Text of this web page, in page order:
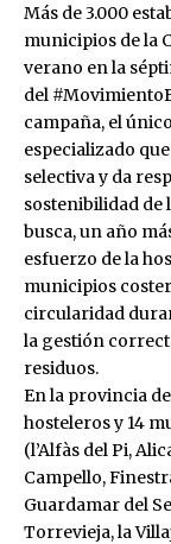
Más de 3.000
municipios de la
verano en la
del
campaña, el
especializado
selectiva y da
sostenibilidad de
busca, un año
esfuerzo de la
municipios
circularidad
la gestión
residuos.
En la provincia
hosteleros y 14
(l’Alfàs del Pi,
Campello,
Guardamar del
Torrevieja, la